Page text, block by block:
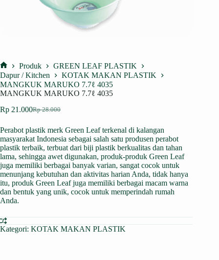
Home
Produk
GREEN LEAF PLASTIK
Dapur / Kitchen
KOTAK MAKAN PLASTIK
MANGKUK MARUKO 7.7ℓ 4035
MANGKUK MARUKO 7.7ℓ 4035
Rp28.000
Harga
adalah:
Rp 28.000.
Rp 21.000Harga
ini
adalah:
Rp 21.000.
Perabot plastik merk Green Leaf terkenal di kalangan
masyarakat Indonesia sebagai salah satu produsen perabot
plastik terbaik, terbuat dari biji plastik berkualitas dan tahan
lama, sehingga awet digunakan, produk-produk Green Leaf
juga memiliki berbagai banyak varian, sangat cocok untuk
menunjang kebutuhan dan aktivitas harian Anda, tidak hanya
itu, produk Green Leaf juga memiliki berbagai macam warna
dan bentuk yang unik, cocok untuk memperindah rumah
Anda.
Kategori: KOTAK MAKAN PLASTIK